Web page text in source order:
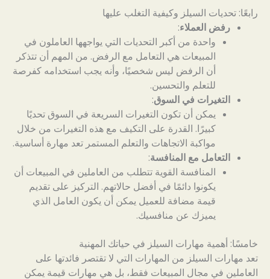
رابعًا: تحديات السيلز وكيفية التغلب عليها
رفض العملاء:
واحدة من أكبر التحديات التي يواجهها العاملون في
المبيعات هي التعامل مع الرفض. من المهم أن تتذكر
أن الرفض ليس شخصيًا، وأنه يجب استخدامه كفرصة
للتعلم والتحسين.
التغيرات في السوق:
يمكن أن تكون التغيرات السريعة في السوق تحديًا
كبيرًا. القدرة على التكيف مع هذه التغيرات من خلال
مواكبة الاتجاهات والتعلم المستمر تعد مهارة أساسية.
التعامل مع المنافسة:
المنافسة القوية تتطلب من العاملين في المبيعات أن
يكونوا دائمًا في أفضل حالاتهم. التركيز على تقديم
قيمة مضافة للعميل يمكن أن يكون العامل الذي
يميزك عن منافسيك.
خامسًا: أهمية مهارات السيلز في حياتك المهنية
تعد مهارات السيلز من المهارات التي لا تقتصر فائدتها على
العاملين في مجال المبيعات فقط، بل هي مهارات قيمة يمكن